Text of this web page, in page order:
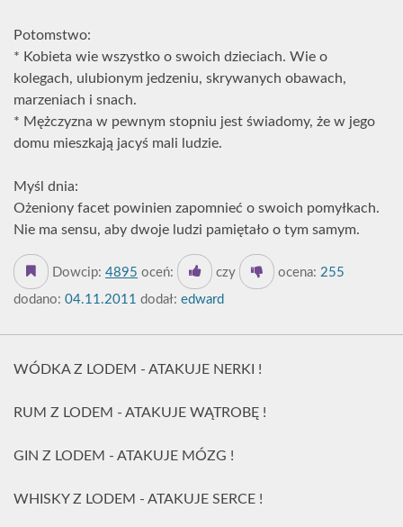
Potomstwo:
* Kobieta wie wszystko o swoich dzieciach. Wie o
kolegach, ulubionym jedzeniu, skrywanych obawach,
marzeniach i snach.
* Mężczyzna w pewnym stopniu jest świadomy, że w jego
domu mieszkają jacyś mali ludzie.
Myśl dnia:
Ożeniony facet powinien zapomnieć o swoich pomyłkach.
Nie ma sensu, aby dwoje ludzi pamiętało o tym samym.
Dowcip: 4895 oceń: czy ocena: 255
dodano: 04.11.2011 dodał: edward
WÓDKA Z LODEM - ATAKUJE NERKI !
RUM Z LODEM - ATAKUJE WĄTROBĘ !
GIN Z LODEM - ATAKUJE MÓZG !
WHISKY Z LODEM - ATAKUJE SERCE !